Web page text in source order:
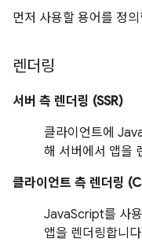
먼저 사용할 용어를 정
렌더링
서버 측 렌더링 (SSR)
클라이언트에
해 서버에서 앱을
클라이언트 측 렌더링
JavaScript를 사
앱을 렌더링합니